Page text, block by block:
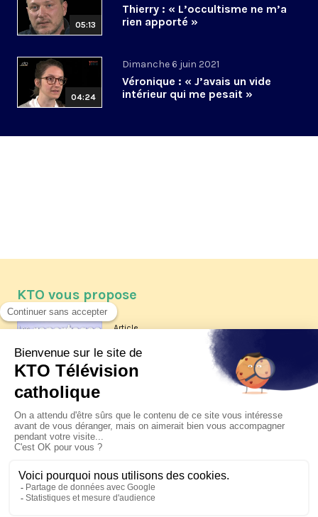
05:13
Thierry : « L’occultisme ne m’a
rien apporté »
04:24
Dimanche 6 juin 2021
Véronique : « J’avais un vide
intérieur qui me pesait »
KTO vous propose
Article
Les reportages d'été 2026 de KTO
La visite pastorale du pape Léon
XIV à Assise à suivre sur KTO le
jeudi 6 août
Le pape en Uruguay, Argentine et
Pérou du 6 au 17 novembre 2026